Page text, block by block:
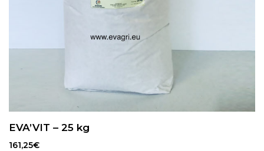
EVA’VIT – 25 kg
161,25€